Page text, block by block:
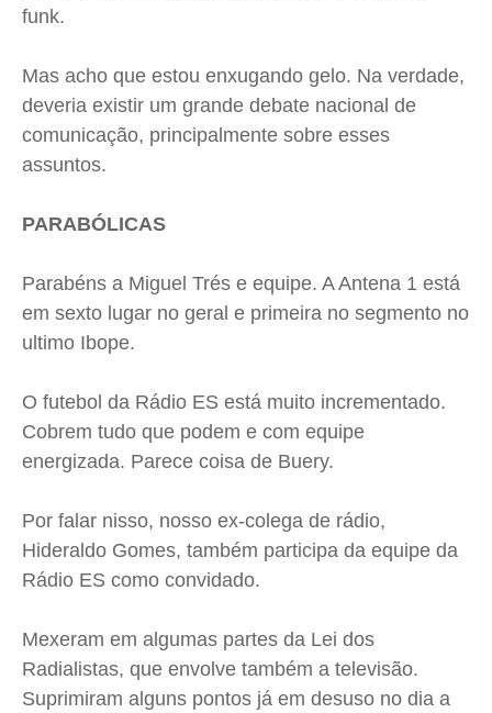
funk.
Mas acho que estou enxugando gelo. Na verdade,
deveria existir um grande debate nacional de
comunicação, principalmente sobre esses
assuntos.
PARABÓLICAS
Parabéns a Miguel Trés e equipe. A Antena 1 está
em sexto lugar no geral e primeira no segmento no
ultimo Ibope.
O futebol da Rádio ES está muito incrementado.
Cobrem tudo que podem e com equipe
energizada. Parece coisa de Buery.
Por falar nisso, nosso ex-colega de rádio,
Hideraldo Gomes, também participa da equipe da
Rádio ES como convidado.
Mexeram em algumas partes da Lei dos
Radialistas, que envolve também a televisão.
Suprimiram alguns pontos já em desuso no dia a